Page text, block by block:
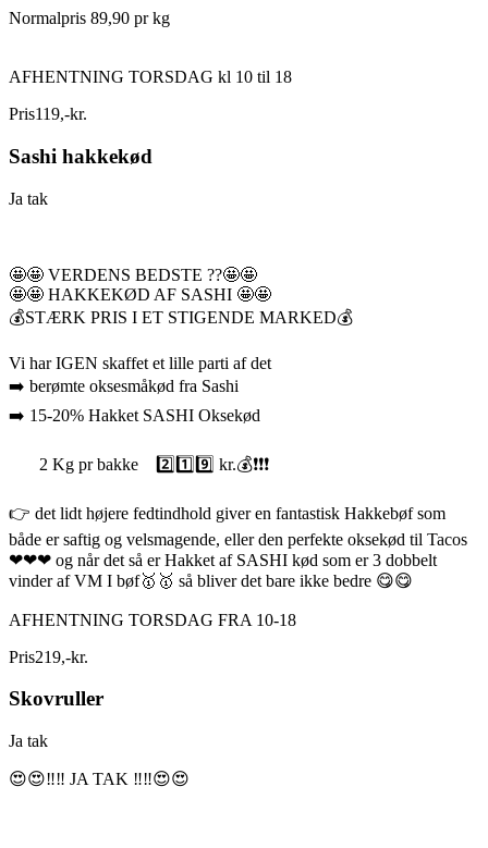
Normalpris 89,90 pr kg
AFHENTNING TORSDAG kl 10 til 18
Pris119,-kr.
Sashi hakkekød
Ja tak
🤩🤩 VERDENS BEDSTE ??🤩🤩
🤩🤩 HAKKEKØD AF SASHI 🤩🤩
💰STÆRK PRIS I ET STIGENDE MARKED💰
Vi har IGEN skaffet et lille parti af det
➡️ berømte oksesmåkød fra Sashi
➡️ 15-20% Hakket SASHI Oksekød
2 Kg pr bakke 2️⃣1️⃣9️⃣ kr.💰❗❗❗
👉 det lidt højere fedtindhold giver en fantastisk Hakkebøf som
både er saftig og velsmagende, eller den perfekte oksekød til Tacos
❤❤❤ og når det så er Hakket af SASHI kød som er 3 dobbelt
vinder af VM I bøf🥇🥇 så bliver det bare ikke bedre 😋😋
AFHENTNING TORSDAG FRA 10-18
Pris219,-kr.
Skovruller
Ja tak
😍😍‼️‼️ JA TAK ‼️‼️😍😍